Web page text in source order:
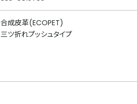
合成皮革(ECOPET)
三ツ折れプッシュタイプ